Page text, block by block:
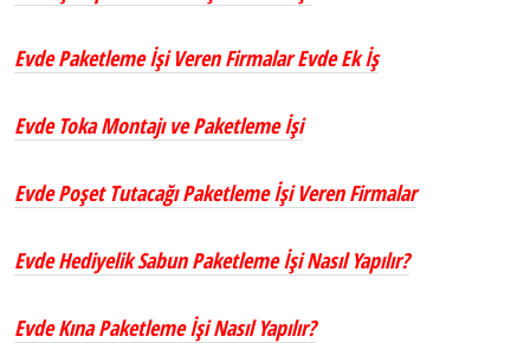
Evde Paketleme İşi Veren Firmalar Evde Ek İş
Evde Toka Montajı ve Paketleme İşi
Evde Poşet Tutacağı Paketleme İşi Veren Firmalar
Evde Hediyelik Sabun Paketleme İşi Nasıl Yapılır?
Evde Kına Paketleme İşi Nasıl Yapılır?